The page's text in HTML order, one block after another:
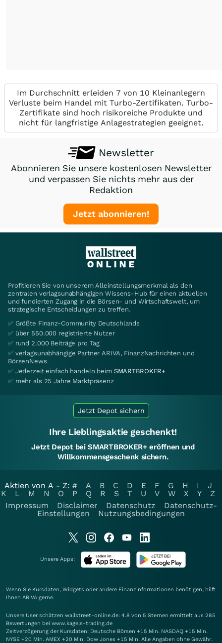
Im Durchschnitt erleiden 7 von 10 Kleinanlegern
Verluste beim Handel mit Turbo-Zertifikaten. Turbo-
Zertifikate sind hoch risikoreiche Produkte und
nicht für langfristige Anlagestrategien geeignet.
Newsletter
Abonnieren Sie unsere kostenlosen Newsletter
und verpassen Sie nichts mehr aus der
Redaktion
Jetzt abonnieren!
Profitieren Sie von unserem Alleinstellungsmerkmal als den
zentralen verlagsunabhängigen Wissens-Hub für einen aktuellen
und fundierten Zugang in die Börsen- und Wirtschaftswelt, um
strategische Entscheidungen zu treffen.
✅ Größte Finanz-Community Deutschlands
✅ über 550.000 registrierte Nutzer
✅ rund 2.000 Beiträge pro Tag
✅ verlagsunabhängige Partner ARIVA, FinanzNachrichten und
BörsenNews
✅ Jederzeit einfach handeln beim SMARTBROKER+
✅ mehr als 25 Jahre Marktpräsenz
Jetzt Depot sichern
Ihre Lieblingsaktie geschenkt!
Jetzt Depot bei SMARTBROKER+ eröffnen und
Willkommensgeschenk sichern.
Aktien von A - Z: # A B C D E F G H I
J
K
L M N O P Q R S T U V W X Y
Z
Impressum
Disclaimer Datenschutz
Datenschutz-
Einstellungen
Nutzungsbedingungen
Unsere Apps:
Wenn Sie Kursdaten, Widgets oder andere Finanzinformationen benötigen, hilft
Ihnen ARIVA gerne.
Unsere User schätzen wallstreet-online.de: 4.8 von 5 Sternen ermittelt aus 285
Bewertungen bei www.kagels-trading.de
Zeitverzögerung der Kursdaten: Deutsche Börsen +15 Min. NASDAQ +15 Min.
NYSE +20 Min. AMEX +20 Min. Dow Jones +15 Min. Alle Angaben ohne Gewähr.